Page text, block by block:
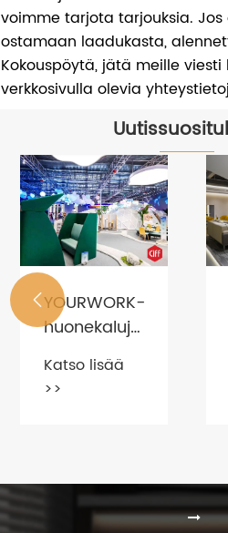
voimme tarjota tarjouksia.
ostamaan laadukasta,
Kokouspöytä, jätä meille
verkkosivulla olevia
YOURWORK-
huonekalujen
näyttely
Kiinan
Katso lisää
>>
